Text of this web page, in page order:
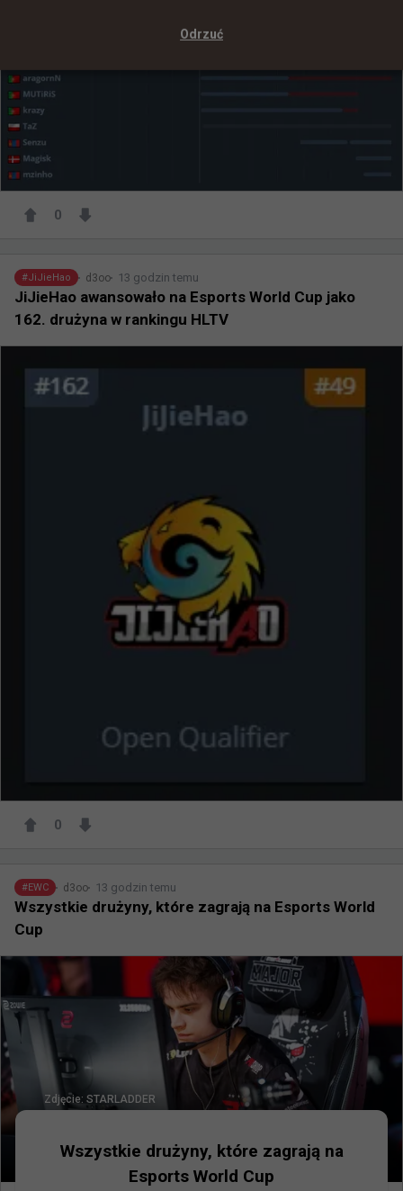
0
#JiJieHao d3oo 13 godzin temu
JiJieHao awansowało na Esports World Cup jako
162. drużyna w rankingu HLTV
0
#EWC d3oo 13 godzin temu
Wszystkie drużyny, które zagrają na Esports World
Cup
Zdjęcie: STARLADDER
Wszystkie drużyny, które zagrają na
Esports World Cup
Odrzuć